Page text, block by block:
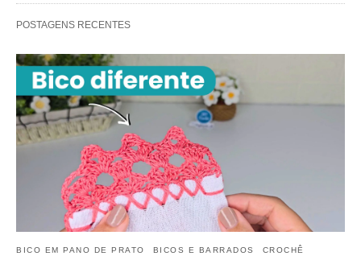
POSTAGENS RECENTES
BICO EM PANO DE PRATO BICOS E BARRADOS CROCHÊ